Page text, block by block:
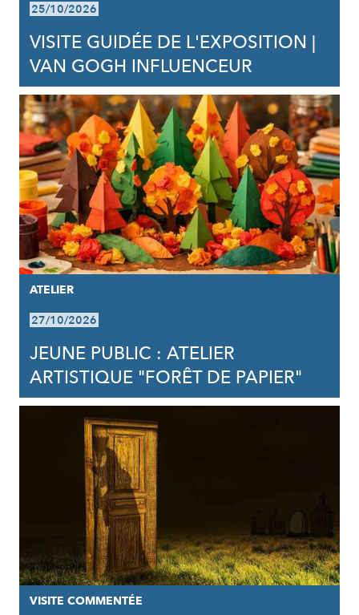
25/10/2026
VISITE GUIDÉE DE L'EXPOSITION |
VAN GOGH INFLUENCEUR
ATELIER
27/10/2026
JEUNE PUBLIC : ATELIER
ARTISTIQUE "FORÊT DE PAPIER"
VISITE COMMENTÉE